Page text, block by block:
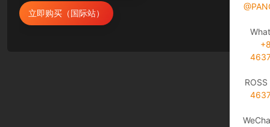
立即购买（国际站）